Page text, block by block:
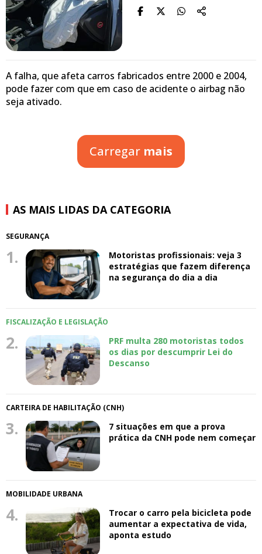
A falha, que afeta carros fabricados entre 2000 e 2004,
pode fazer com que em caso de acidente o airbag não
seja ativado.
Carregar mais
AS MAIS LIDAS DA CATEGORIA
SEGURANÇA
1.
Motoristas profissionais: veja 3
estratégias que fazem diferença
na segurança do dia a dia
FISCALIZAÇÃO E LEGISLAÇÃO
2.
PRF multa 280 motoristas todos
os dias por descumprir Lei do
Descanso
CARTEIRA DE HABILITAÇÃO (CNH)
3.
7 situações em que a prova
prática da CNH pode nem começar
MOBILIDADE URBANA
4.
Trocar o carro pela bicicleta pode
aumentar a expectativa de vida,
aponta estudo